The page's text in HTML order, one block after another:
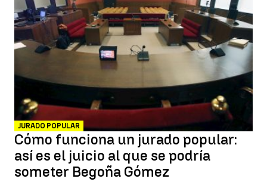
JURADO POPULAR
Cómo funciona un jurado popular:
así es el juicio al que se podría
someter Begoña Gómez